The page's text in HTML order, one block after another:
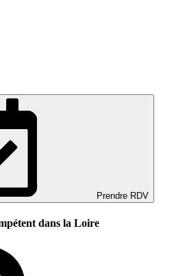
Prendre RDV
dans la Loire